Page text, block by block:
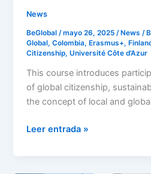
News
BeGlobal/mayo 26, 2025/ News /
Global,Colombia, Erasmus+,
Citizenship,Université Côte d’Azur
This course introduces
of global citizenship,
the concept of local and
Leer entrada »